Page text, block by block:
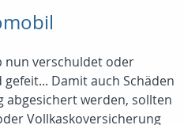
nun verschuldet oder
Damit auch Schäden
abgesichert werden, sollten
Vollkaskoversicherung